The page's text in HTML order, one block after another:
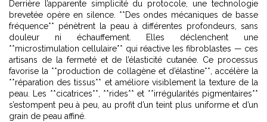
Derrière l’apparente simplicité du protocole, une technologie
brevetée opère en silence. **Des ondes mécaniques de basse
fréquence** pénètrent la peau à différentes profondeurs, sans
douleur ni échauffement. Elles déclenchent une
**microstimulation cellulaire** qui réactive les fibroblastes — ces
artisans de la fermeté et de l’élasticité cutanée. Ce processus
favorise la **production de collagène et d’élastine**, accélère la
**réparation des tissus** et améliore visiblement la texture de la
peau. Les **cicatrices**, **rides** et **irrégularités pigmentaires**
s’estompent peu à peu, au profit d’un teint plus uniforme et d’un
grain de peau affiné.